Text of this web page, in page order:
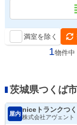
満室を除く
1物件中
茨城県つくば
屋内
niceトランクつ
株式会社アヴェント